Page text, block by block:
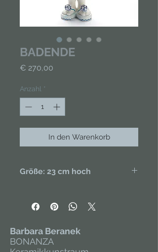
BADENDE
€ 270,00
Anzahl *
In den Warenkorb
Größe: 23 cm hoch
Porzellan, handbemalt. Unikat.
Barbara Beranek
BONANZA